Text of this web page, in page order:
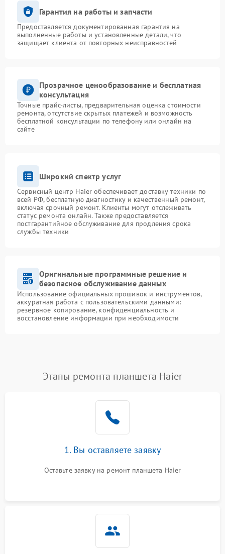
Гарантия на работы и запчасти
Предоставляется документированная гарантия на
выполненные работы и установленные детали, что
защищает клиента от повторных неисправностей
Прозрачное ценообразование и бесплатная
консультация
Точные прайс-листы, предварительная оценка стоимости
ремонта, отсутствие скрытых платежей и возможность
бесплатной консультации по телефону или онлайн на
сайте
Широкий спектр услуг
Сервисный центр Haier обеспечивает доставку техники по
всей РФ, бесплатную диагностику и качественный ремонт,
включая срочный ремонт. Клиенты могут отслеживать
статус ремонта онлайн. Также предоставляется
постгарантийное обслуживание для продления срока
службы техники
Оригинальные программные решение и
безопасное обслуживание данных
Использование официальных прошивок и инструментов,
аккуратная работа с пользовательскими данными:
резервное копирование, конфиденциальность и
восстановление информации при необходимости
Этапы ремонта планшета Haier
1. Вы оставляете заявку
Оставьте заявку на ремонт планшета Haier